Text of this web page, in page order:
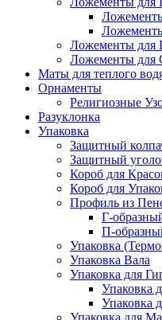
Ложементы для
Ложементы для
Маты для теплого
Орнаменты
Религиозные
Разуклонка
Упаковка
Защитный
Защитный
Короб для
Короб для
Профиль из
Г-
П-
Упаковка
Упаковка Вала
Упаковка для
Упаковка
Упаковка